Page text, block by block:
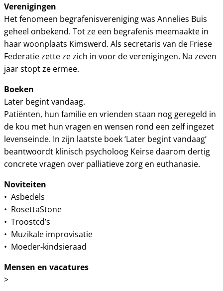
Verenigingen
Het fenomeen begrafenisvereniging was Annelies Buis
geheel onbekend. Tot ze een begrafenis meemaakte in
haar woonplaats Kimswerd. Als secretaris van de Friese
Federatie zette ze zich in voor de verenigingen. Na zeven
jaar stopt ze ermee.
Boeken
Later begint vandaag.
Patiënten, hun familie en vrienden staan nog geregeld in
de kou met hun vragen en wensen rond een zelf ingezet
levenseinde. In zijn laatste boek ‘Later begint vandaag’
beantwoordt klinisch psycholoog Keirse daarom dertig
concrete vragen over palliatieve zorg en euthanasie.
Noviteiten
• Asbedels
• RosettaStone
• Troostcd’s
• Muzikale improvisatie
• Moeder-kindsieraad
Mensen en vacatures
>